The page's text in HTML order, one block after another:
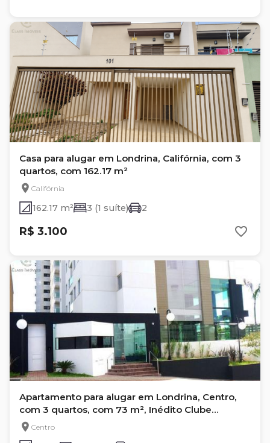
Casa para alugar em Londrina, Califórnia, com 3
quartos, com 162.17 m²
Califórnia
162.17 m² 3 (1 suíte) 2
R$ 3.100
Apartamento para alugar em Londrina, Centro,
com 3 quartos, com 73 m², Inédito Clube
Residence
Centro